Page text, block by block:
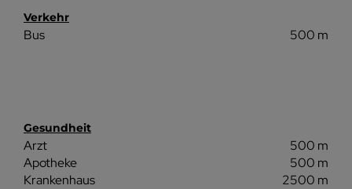
Verkehr
Bus 500 m
Gesundheit
Arzt
500 m
Apotheke
500 m
Krankenhaus
2500 m